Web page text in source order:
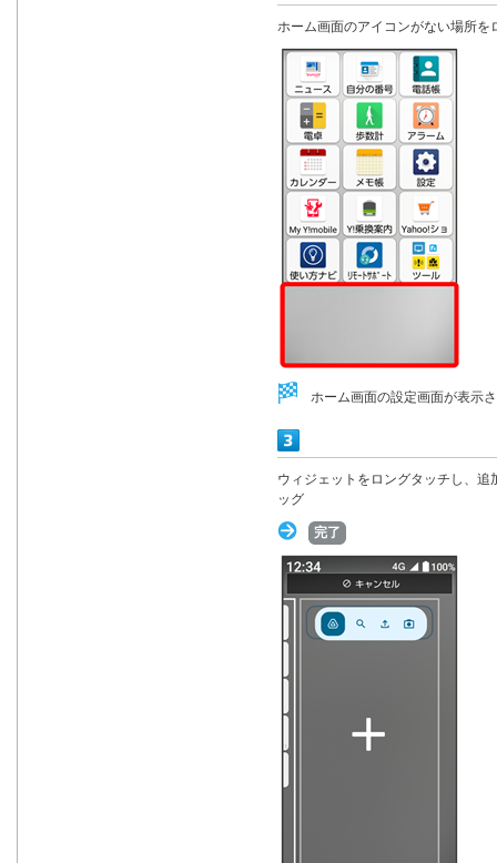
ホーム画面のアイコンがない場所を
ホーム画面の設定画面が表示
ウィジェットをロングタッチし、追
ッグ
完了